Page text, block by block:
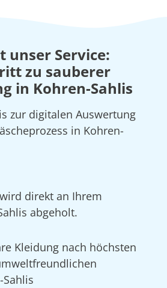
unser Service:
zu sauberer
in Kohren-Sahlis
zur digitalen Auswertung
in Kohren-
direkt an Ihrem
abgeholt.
Kleidung nach höchsten